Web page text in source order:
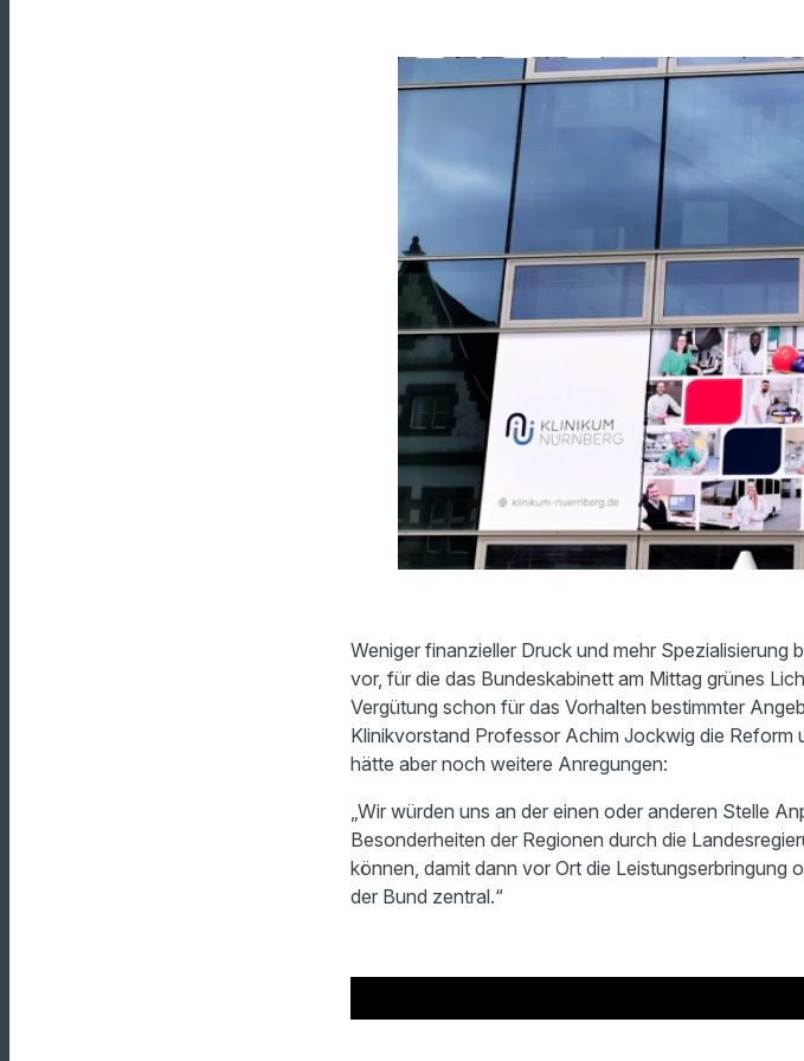
Weniger finanzieller Druck und mehr Spezialisierung
vor, für die das Bundeskabinett am Mittag grünes
Vergütung schon für das Vorhalten bestimmter
Klinikvorstand Professor Achim Jockwig die Reform
hätte aber noch weitere Anregungen:
„Wir würden uns an der einen oder anderen Stelle
Besonderheiten der Regionen durch die
können, damit dann vor Ort die Leistungserbringung
der Bund zentral.“